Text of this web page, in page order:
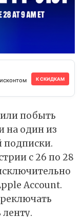
К СКИДКАМ
побыть
на один из
подписки.
с 26 по 28
Account.
ленту.